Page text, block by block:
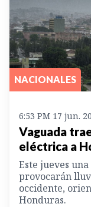
NACIONALES
6:53 PM 17 jun.
Vaguada
eléctrica a
Este jueves
provocarán
occidente,
Honduras.